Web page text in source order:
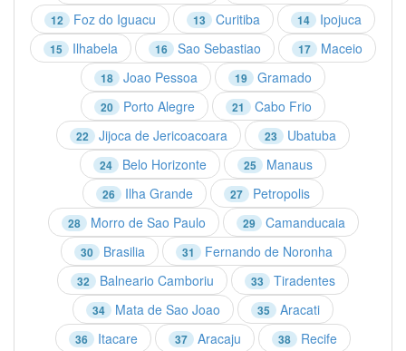
12 Foz do Iguacu 13 Curitiba 14 Ipojuca
15 Ilhabela 16 Sao Sebastiao 17 Maceio
18 Joao Pessoa 19 Gramado
20 Porto Alegre 21 Cabo Frio
22 Jijoca de Jericoacoara 23 Ubatuba
24 Belo Horizonte 25 Manaus
26 Ilha Grande 27 Petropolis
28 Morro de Sao Paulo 29 Camanducaia
30 Brasilia 31 Fernando de Noronha
32 Balneario Camboriu 33 Tiradentes
34 Mata de Sao Joao 35 Aracati
36 Itacare 37 Aracaju 38 Recife